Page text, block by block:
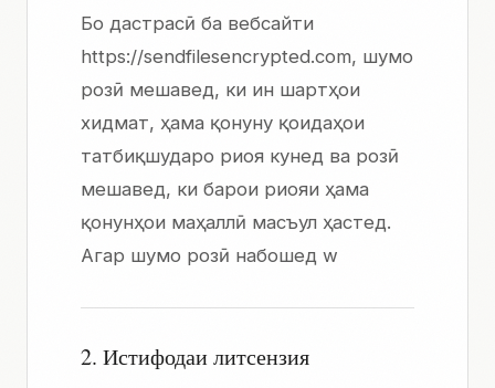
Бо дастрасӣ ба вебсайти
https://sendfilesencrypted.com, шумо
розӣ мешавед, ки ин шартҳои
хидмат, ҳама қонуну қоидаҳои
татбиқшударо риоя кунед ва розӣ
мешавед, ки барои риояи ҳама
қонунҳои маҳаллӣ масъул ҳастед.
Агар шумо розӣ набошед w
2. Истифодаи литсензия